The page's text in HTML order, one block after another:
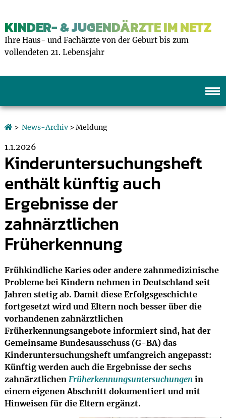
KINDER- & JUGENDÄRZTE IM NETZ
Ihre Haus- und Fachärzte von der Geburt bis zum
vollendeten 21. Lebensjahr
> News-Archiv> Meldung
1.1.2026
Kinderuntersuchungsheft
enthält künftig auch
Ergebnisse der
zahnärztlichen
Früherkennung
Frühkindliche Karies oder andere zahnmedizinische
Probleme bei Kindern nehmen in Deutschland seit
Jahren stetig ab. Damit diese Erfolgsgeschichte
fortgesetzt wird und Eltern noch besser über die
vorhandenen zahnärztlichen
Früherkennungsangebote informiert sind, hat der
Gemeinsame Bundesausschuss (G-BA) das
Kinderuntersuchungsheft umfangreich angepasst:
Künftig werden auch die Ergebnisse der sechs
zahnärztlichen Früherkennungsuntersuchungenin
einem eigenen Abschnitt dokumentiert und mit
Hinweisen für die Eltern ergänzt.